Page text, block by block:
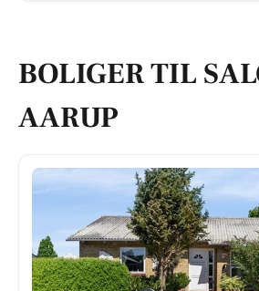
BOLIGER TIL
AARUP